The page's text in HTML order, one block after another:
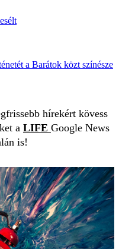
a Barátok közt színésze
hírekért kövess
a LIFE Google News
is!